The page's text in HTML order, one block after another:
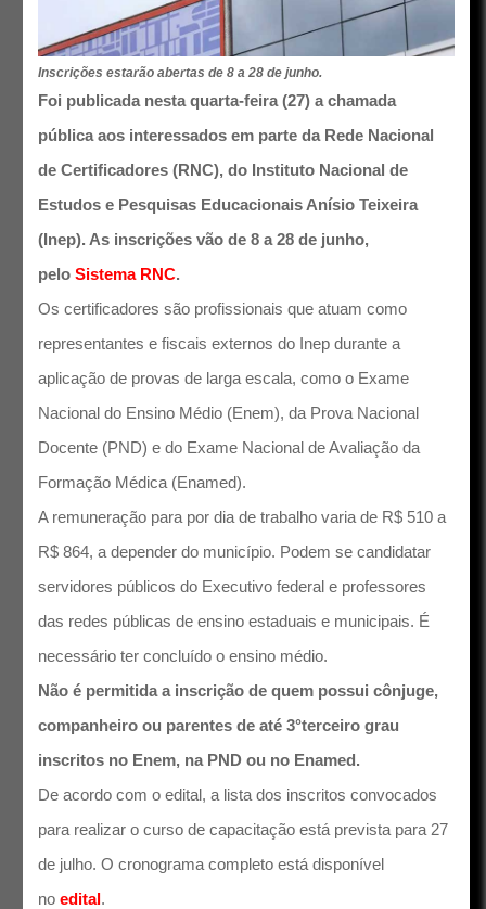
Inscrições estarão abertas de 8 a 28 de junho.
Foi publicada nesta quarta-feira (27) a chamada
pública aos interessados em parte da Rede Nacional
de Certificadores (RNC), do Instituto Nacional de
Estudos e Pesquisas Educacionais Anísio Teixeira
(Inep). As inscrições vão de 8 a 28 de junho,
peloSistema RNC.
Os certificadores são profissionais que atuam como
representantes e fiscais externos do Inep durante a
aplicação de provas de larga escala, como o Exame
Nacional do Ensino Médio (Enem), da Prova Nacional
Docente (PND) e do Exame Nacional de Avaliação da
Formação Médica (Enamed).
A remuneração para por dia de trabalho varia de R$ 510 a
R$ 864, a depender do município. Podem se candidatar
servidores públicos do Executivo federal e professores
das redes públicas de ensino estaduais e municipais. É
necessário ter concluído o ensino médio.
Não é permitida a inscrição de quem possui cônjuge,
companheiro ou parentes de até 3°terceiro grau
inscritos no Enem, na PND ou no Enamed.
De acordo com o edital, a lista dos inscritos convocados
para realizar o curso de capacitação está prevista para 27
de julho. O cronograma completo está disponível
noedital.